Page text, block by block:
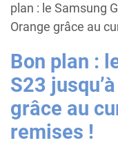
plan : le Samsung
Orange grâce au
Bon plan :
S23
grâce au
remises !